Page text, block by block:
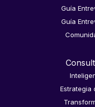
Guía
Guía
Estrategia